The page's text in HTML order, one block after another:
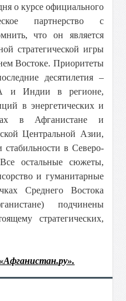
о курсе официального
партнерство с
что он является
стратегической игры
Востоке. Приоритеты
десятилетия –
и Индии в регионе,
в энергетических и
в Афганистане и
Центральной Азии,
стабильности в Северо-
остальные сюжеты,
и гуманитарные
Среднего Востока
подчинены
стратегических,